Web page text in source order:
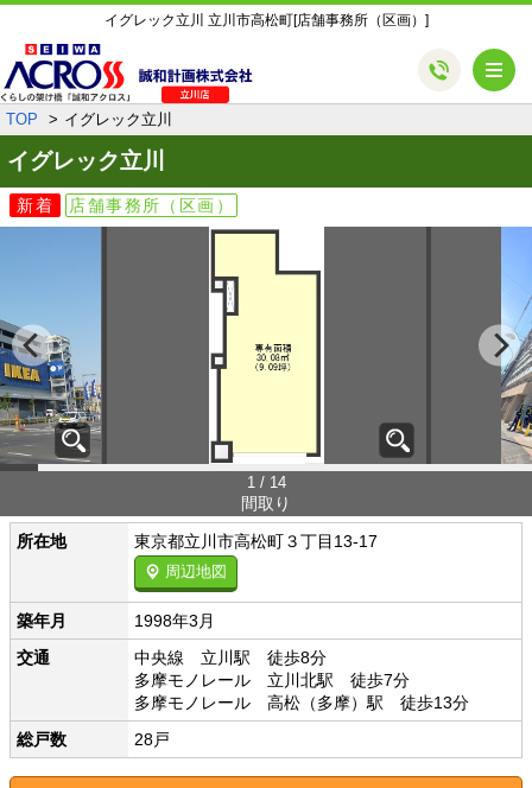
イグレック立川 立川市高松町[店舗事務所（区画）]
TOP イグレック立川
イグレック立川
新着 店舗事務所（区画）
1 / 14
間取り
所在地 東京都立川市高松町３丁目13-17
周辺地図
築年月
1998年3月
交通
中央線 立川駅 徒歩8分
多摩モノレール 立川北駅 徒歩7分
多摩モノレール 高松（多摩）駅 徒歩13分
総戸数
28戸